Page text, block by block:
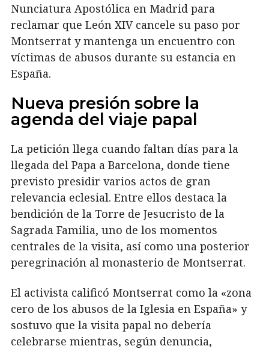
Nunciatura Apostólica en Madrid para
reclamar que León XIV cancele su paso por
Montserrat y mantenga un encuentro con
víctimas de abusos durante su estancia en
España.
Nueva presión sobre la
agenda del viaje papal
La petición llega cuando faltan días para la
llegada del Papa a Barcelona, donde tiene
previsto presidir varios actos de gran
relevancia eclesial. Entre ellos destaca la
bendición de la Torre de Jesucristo de la
Sagrada Familia, uno de los momentos
centrales de la visita, así como una posterior
peregrinación al monasterio de Montserrat.
El activista calificó Montserrat como la «zona
cero de los abusos de la Iglesia en España» y
sostuvo que la visita papal no debería
celebrarse mientras, según denuncia,